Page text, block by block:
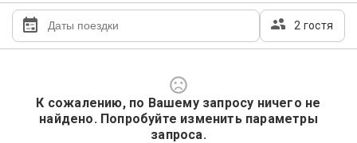
2 гостя
К сожалению, по Вашему запросу ничего не
найдено. Попробуйте изменить параметры
запроса.